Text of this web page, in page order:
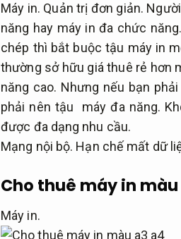
Máy in. Quản trị đơn giản.
năng hay máy in đa chức năng.
chép thì bắt buộc tậu máy in
thường sở hữu giá thuê rẻ hơn
năng cao. Nhưng nếu bạn
phải nên tậu máy đa năng.
được đa dạng nhu cầu.
Mạng nội bộ. Hạn chế mất dữ
Cho thuê máy in màu
Máy in.